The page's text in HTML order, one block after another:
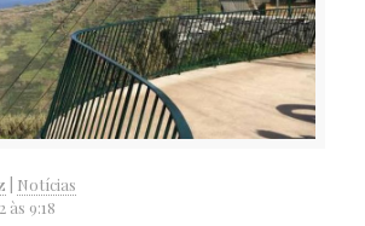
Notícias
às 9:18